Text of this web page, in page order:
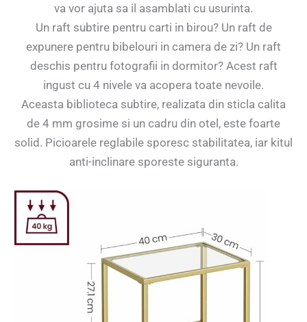
va vor ajuta sa il asamblati cu usurinta.
Un raft subtire pentru carti in birou? Un raft de
expunere pentru bibelouri in camera de zi? Un raft
deschis pentru fotografii in dormitor? Acest raft
ingust cu 4 nivele va acopera toate nevoile.
Aceasta biblioteca subtire, realizata din sticla calita
de 4 mm grosime si un cadru din otel, este foarte
solid. Picioarele reglabile sporesc stabilitatea, iar kitul
anti-inclinare sporeste siguranta.